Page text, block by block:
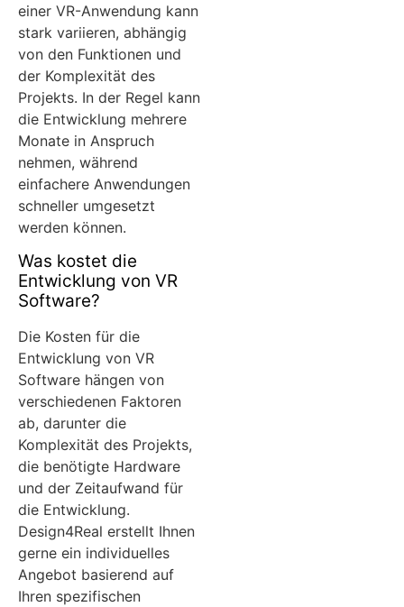
einer VR-Anwendung kann
stark variieren, abhängig
von den Funktionen und
der Komplexität des
Projekts. In der Regel kann
die Entwicklung mehrere
Monate in Anspruch
nehmen, während
einfachere Anwendungen
schneller umgesetzt
werden können.
Was kostet die
Entwicklung von VR
Software?
Die Kosten für die
Entwicklung von VR
Software hängen von
verschiedenen Faktoren
ab, darunter die
Komplexität des Projekts,
die benötigte Hardware
und der Zeitaufwand für
die Entwicklung.
Design4Real erstellt Ihnen
gerne ein individuelles
Angebot basierend auf
Ihren spezifischen